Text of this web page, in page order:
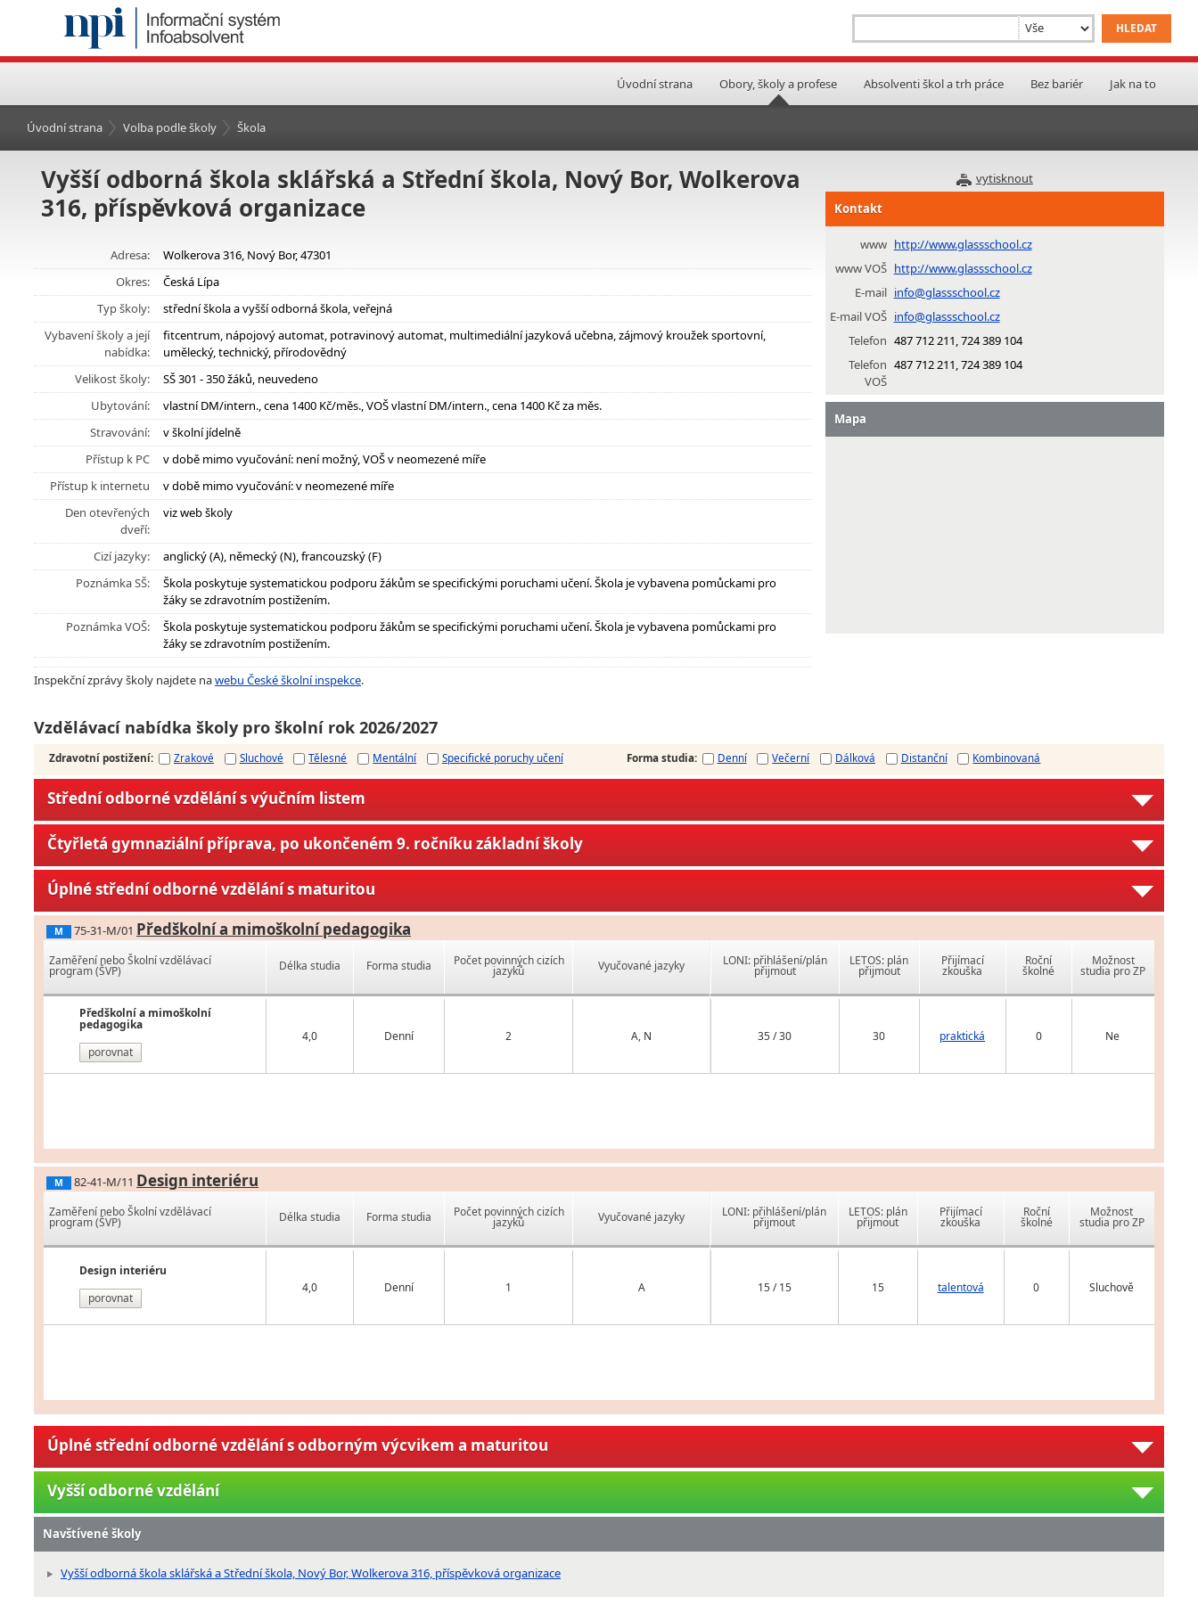
Úvodní strana Obory, školy a profese Absolventi škol a trh práce Bez bariér Jak na to
Úvodní strana Volba podle školy Škola
vytisknout
Vyšší odborná škola sklářská a Střední škola, Nový Bor, Wolkerova
316, příspěvková organizace
Adresa:
Wolkerova 316, Nový Bor, 47301
Okres:
Česká Lípa
Typ školy:
střední škola a vyšší odborná škola, veřejná
Vybavení školy a její
nabídka:
fitcentrum, nápojový automat, potravinový automat, multimediální jazyková učebna, zájmový kroužek sportovní,
umělecký, technický, přírodovědný
Velikost školy:
SŠ 301 - 350 žáků, neuvedeno
Ubytování:
vlastní DM/intern., cena 1400 Kč/měs., VOŠ vlastní DM/intern., cena 1400 Kč za měs.
Stravování:
v školní jídelně
Přístup k PC
v době mimo vyučování: není možný, VOŠ v neomezené míře
Přístup k internetu
v době mimo vyučování: v neomezené míře
Den otevřených
dveří:
viz web školy
Cizí jazyky:
anglický (A), německý (N), francouzský (F)
Poznámka SŠ:
Škola poskytuje systematickou podporu žákům se specifickými poruchami učení. Škola je vybavena pomůckami pro
žáky se zdravotním postižením.
Poznámka VOŠ:
Škola poskytuje systematickou podporu žákům se specifickými poruchami učení. Škola je vybavena pomůckami pro
žáky se zdravotním postižením.
Inspekční zprávy školy najdete nawebu České školní inspekce.
Kontakt
www http://www.glassschool.cz
www VOŠ http://www.glassschool.cz
E-mail info@glassschool.cz
E-mail VOŠ info@glassschool.cz
Telefon 487 712 211, 724 389 104
Telefon
VOŠ
487 712 211, 724 389 104
Mapa
Vzdělávací nabídka školy pro školní rok 2026/2027
Zdravotní postižení: Zrakové Sluchové Tělesné Mentální Specifické poruchy učení Forma studia: Denní Večerní Dálková Distanční Kombinovaná
Střední odborné vzdělání s výučním listem
Čtyřletá gymnaziální příprava, po ukončeném 9. ročníku základní školy
Úplné střední odborné vzdělání s maturitou
M 75-31-M/01 Předškolní a mimoškolní pedagogika
Zaměření nebo Školní vzdělávací
program (ŠVP)
Předškolní a mimoškolní
pedagogika
porovnat
Délka studia Forma studia Počet povinných cizích
jazyků Vyučované jazyky
4,0 Denní 2 A, N
LONI: přihlášení/plán
přijmout
LETOS: plán
přijmout
Přijímací
zkouška
Roční
školné
Možnost
studia pro ZP
35 / 30 30 praktická 0 Ne
M 82-41-M/11 Design interiéru
Zaměření nebo Školní vzdělávací
program (ŠVP)
Design interiéru
porovnat
Délka studia Forma studia Počet povinných cizích
jazyků Vyučované jazyky
4,0 Denní 1 A
LONI: přihlášení/plán
přijmout
LETOS: plán
přijmout
Přijímací
zkouška
Roční
školné
Možnost
studia pro ZP
15 / 15 15 talentová 0 Sluchově
Úplné střední odborné vzdělání s odborným výcvikem a maturitou
Vyšší odborné vzdělání
Navštívené školy
Vyšší odborná škola sklářská a Střední škola, Nový Bor, Wolkerova 316, příspěvková organizace